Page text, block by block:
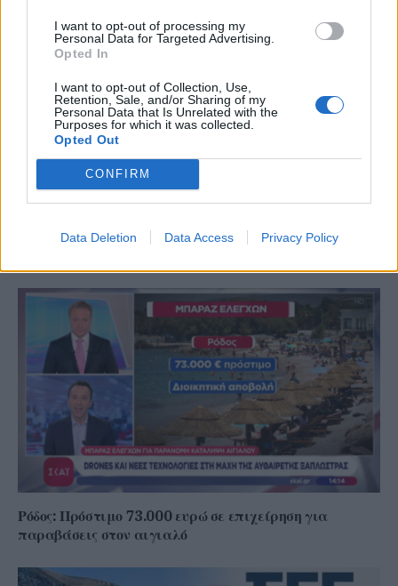
I want to opt-out of processing my
Personal Data for Targeted Advertising.
Opted In
I want to opt-out of Collection, Use,
Retention, Sale, and/or Sharing of my
Personal Data that Is Unrelated with the
Purposes for which it was collected.
Opted Out
CONFIRM
Data Deletion Data Access Privacy Policy
(VIDEOS) Αλλάζει ο υγειονομικός χάρτης στα
ενίσχυση του ΕΣΥ στη Ρόδο, σύμφωνα με τον υπ. Υγείας,
Ρόδος: Πρόστιμο 73.000 ευρώ σε επιχείρηση για
παραβάσεις στον αιγιαλό